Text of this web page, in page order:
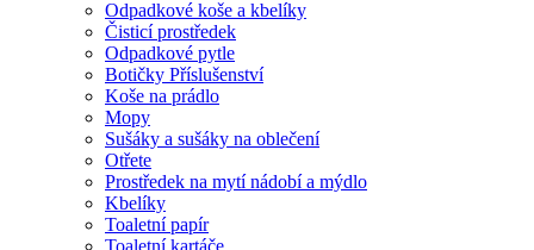
Odpadkové koše a kbelíky
Čisticí prostředek
Odpadkové pytle
Botičky Příslušenství
Koše na prádlo
Mopy
Sušáky a sušáky na oblečení
Otřete
Prostředek na mytí nádobí a mýdlo
Kbelíky
Toaletní papír
Toaletní kartáče